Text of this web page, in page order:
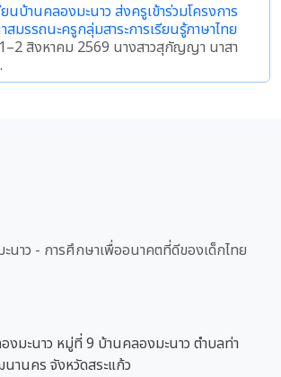
ยนบ้านคลองมะนาว ส่งครูเข้าร่วมโครงการ
มรรถนะครูกลุ่มสาระการเรียนรู้ภาษาไทย
สิงหาคม 2569 นางสาวสุกัญญา นาสา
นาว - การศึกษาเพื่ออนาคตที่ดีของเด็กไทย
งมะนาว หมู่ที่ 9 บ้านคลองมะนาว ตำบลท่า
นานคร จังหวัดสระแก้ว